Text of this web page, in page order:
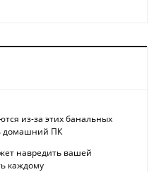
из-за этих банальных
домашний ПК
навредить вашей
каждому